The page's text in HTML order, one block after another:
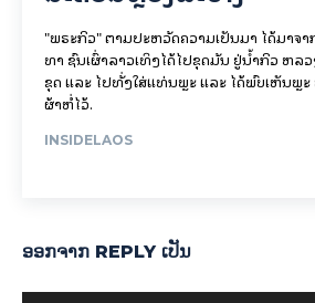
"ພຣະກິວ" ຕາມປະຫວັດຄວາມເປັນມາ ໄດ້ມາຈ
ທາ ຊົນເຜົ່າລາວເທິງໄດ້ໄປຂຸດມັນ ຢູ່ນ້ຳກິວ ຫລ
ຂຸດ ແລະ ໄປທັ່ງໃສ່ແທ່ນພຼະ ແລະ ໄດ້ພົບເຫັນພຼ
ຜ້າຫໍ່ໄວ້.
INSIDELAOS
ອອກ​ຈາກ REPLY ເປັນ